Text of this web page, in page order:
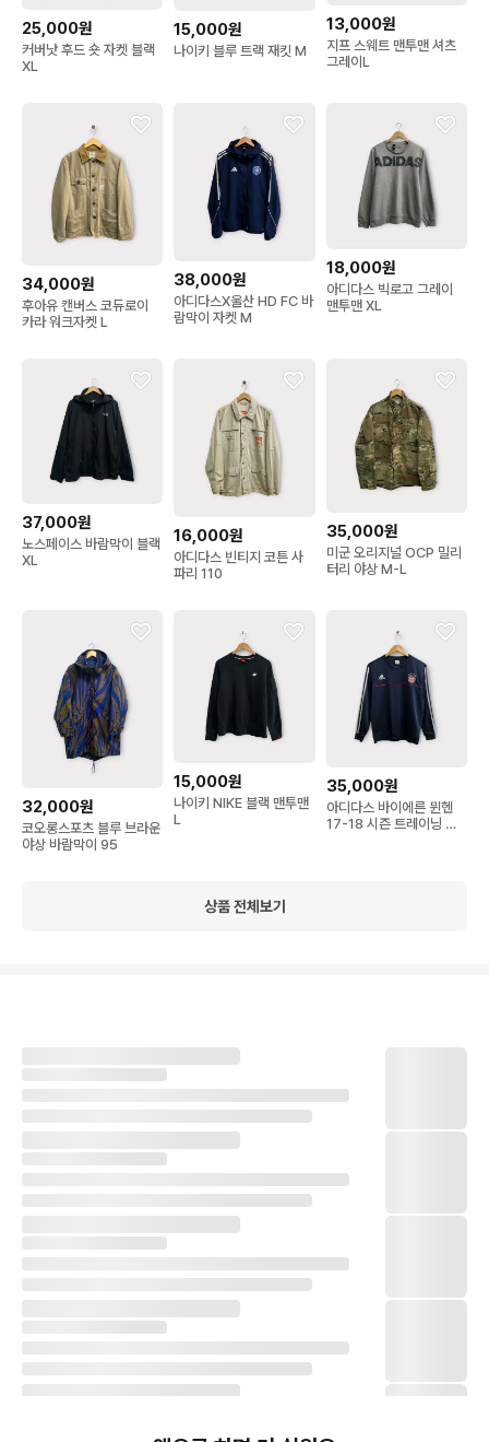
25,000원
커버낫 후드 숏 자켓 블랙
XL
15,000원
나이키 블루 트랙 재킷 M
13,000원
지프 스웨트 맨투맨 셔츠
그레이L
34,000원
후아유 캔버스 코듀로이
카라 워크자켓 L
38,000원
아디다스X울산 HD FC 바
람막이 자켓 M
18,000원
아디다스 빅로고 그레이
맨투맨 XL
37,000원
노스페이스 바람막이 블랙
XL
16,000원
아디다스 빈티지 코튼 사
파리 110
35,000원
미군 오리지널 OCP 밀리
터리 야상 M-L
32,000원
코오롱스포츠 블루 브라운
야상 바람막이 95
15,000원
나이키 NIKE 블랙 맨투맨
L
35,000원
아디다스 바이에른 뮌헨
17-18 시즌 트레이닝 맨
상품 전체보기